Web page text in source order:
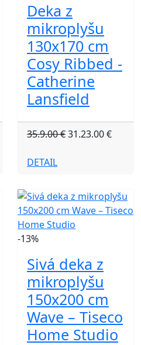
Deka z
mikroplyšu
130x170 cm
Cosy Ribbed -
Catherine
Lansfield
35.9.00 €31.23.00 €
DETAIL
-13%
Sivá deka z
mikroplyšu
150x200 cm
Wave – Tiseco
Home Studio